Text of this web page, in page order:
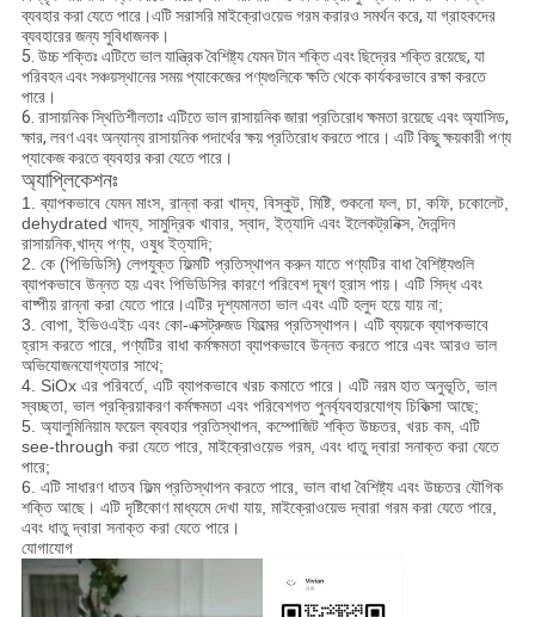
ব্যবহার করা যেতে পারে।এটি সরাসরি মাইক্রোওয়েভ গরম করারও সমর্থন করে, যা গ্রাহকদের
ব্যবহারের জন্য সুবিধাজনক।
5. উচ্চ শক্তিঃ এটিতে ভাল যান্ত্রিক বৈশিষ্ট্য যেমন টান শক্তি এবং ছিদ্রের শক্তি রয়েছে, যা
পরিবহন এবং সঞ্চয়স্থানের সময় প্যাকেজের পণ্যগুলিকে ক্ষতি থেকে কার্যকরভাবে রক্ষা করতে
পারে।
6. রাসায়নিক স্থিতিশীলতাঃ এটিতে ভাল রাসায়নিক জারা প্রতিরোধ ক্ষমতা রয়েছে এবং অ্যাসিড,
ক্ষার, লবণ এবং অন্যান্য রাসায়নিক পদার্থের ক্ষয় প্রতিরোধ করতে পারে। এটি কিছু ক্ষয়কারী পণ্য
প্যাকেজ করতে ব্যবহার করা যেতে পারে।
অ্যাপ্লিকেশনঃ
1. ব্যাপকভাবে যেমন মাংস, রান্না করা খাদ্য, বিস্কুট, মিষ্টি, শুকনো ফল, চা, কফি, চকোলেট,
dehydrated খাদ্য, সামুদ্রিক খাবার, স্বাদ, ইত্যাদি এবং ইলেকট্রনিক্স, দৈনন্দিন
রাসায়নিক,খাদ্য পণ্য, ওষুধ ইত্যাদি;
2. কে (পিভিডিসি) লেপযুক্ত ফিল্মটি প্রতিস্থাপন করুন যাতে পণ্যটির বাধা বৈশিষ্ট্যগুলি
ব্যাপকভাবে উন্নত হয় এবং পিভিডিসির কারণে পরিবেশ দূষণ হ্রাস পায়। এটি সিদ্ধ এবং
বাষ্পীয় রান্না করা যেতে পারে।এটির দৃশ্যমানতা ভাল এবং এটি হলুদ হয়ে যায় না;
3. বোপা, ইভিওএইচ এবং কো-এক্সট্রুজড ফিল্মের প্রতিস্থাপন। এটি ব্যয়কে ব্যাপকভাবে
হ্রাস করতে পারে, পণ্যটির বাধা কর্মক্ষমতা ব্যাপকভাবে উন্নত করতে পারে এবং আরও ভাল
অভিযোজনযোগ্যতার সাথে;
4. SiOx এর পরিবর্তে, এটি ব্যাপকভাবে খরচ কমাতে পারে। এটি নরম হাত অনুভূতি, ভাল
স্বচ্ছতা, ভাল প্রক্রিয়াকরণ কর্মক্ষমতা এবং পরিবেশগত পুনর্ব্যবহারযোগ্য চিকিত্সা আছে;
5. অ্যালুমিনিয়াম ফয়েল ব্যবহার প্রতিস্থাপন, কম্পোজিট শক্তি উচ্চতর, খরচ কম, এটি
see-through করা যেতে পারে, মাইক্রোওয়েভ গরম, এবং ধাতু দ্বারা সনাক্ত করা যেতে
পারে;
6. এটি সাধারণ ধাতব ফিল্ম প্রতিস্থাপন করতে পারে, ভাল বাধা বৈশিষ্ট্য এবং উচ্চতর যৌগিক
শক্তি আছে। এটি দৃষ্টিকোণ মাধ্যমে দেখা যায়, মাইক্রোওয়েভ দ্বারা গরম করা যেতে পারে,
এবং ধাতু দ্বারা সনাক্ত করা যেতে পারে।
যোগাযোগ